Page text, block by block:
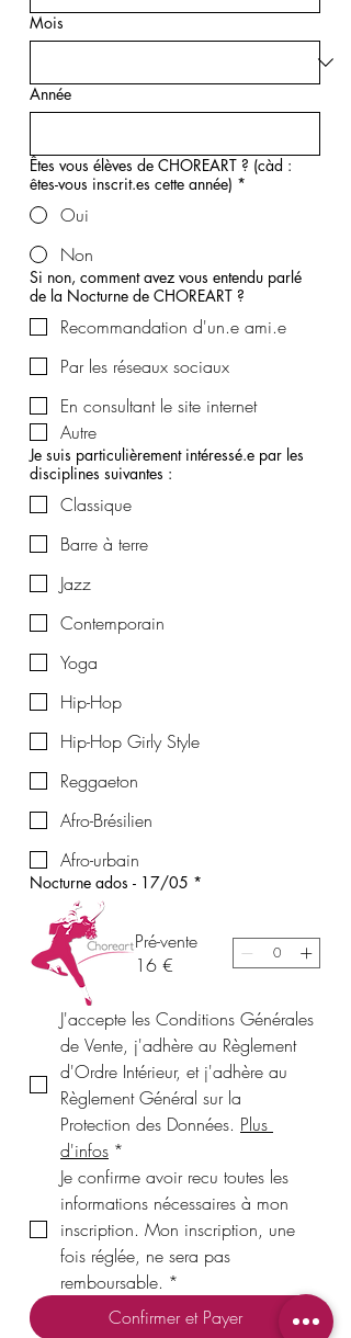
Mois
Année
Êtes vous élèves de CHOREART ? (càd :
êtes-vous inscrit.es cette année) *
Oui
Non
Si non, comment avez vous entendu parlé
de la Nocturne de CHOREART ?
Recommandation d'un.e ami.e
Par les réseaux sociaux
En consultant le site internet
Autre
Je suis particulièrement intéressé.e par les
disciplines suivantes :
Classique
Barre à terre
Jazz
Contemporain
Yoga
Hip-Hop
Hip-Hop Girly Style
Reggaeton
Afro-Brésilien
Afro-urbain
Nocturne ados - 17/05 *
Pré-vente
16 €
J'accepte les Conditions Générales
de Vente, j'adhère au Règlement
d'Ordre Intérieur, et j'adhère au
Règlement Général sur la
Protection des Données. Plus
d'infos *
Je confirme avoir recu toutes les
informations nécessaires à mon
inscription. Mon inscription, une
fois réglée, ne sera pas
remboursable. *
Confirmer et Payer